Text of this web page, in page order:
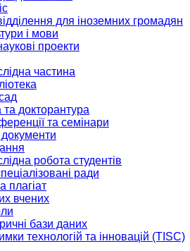
для іноземних громадян
і мови
проекти
частина
та докторантура
та семінари
робота студентів
ради
плагіат
вчених
бази даних
технологій та інновацій (TISC)